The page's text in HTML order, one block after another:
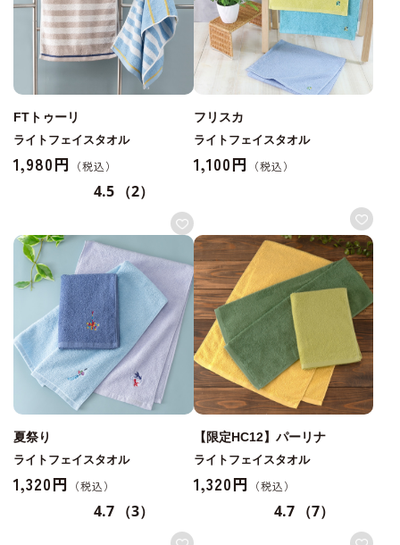
FTトゥーリ
ライトフェイスタオル
1,980円
4.5 （2）
フリスカ
ライトフェイスタオル
1,100円
夏祭り
ライトフェイスタオル
1,320円
4.7 （3）
【限定HC12】パーリナ
ライトフェイスタオル
1,320円
4.7 （7）